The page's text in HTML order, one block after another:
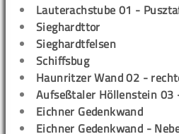
Lauterachstube 01 -
Sieghardttor
Sieghardtfelsen
Schiffsbug
Haunritzer Wand 02 -
Aufseßtaler Höllenstein
Eichner Gedenkwand
Eichner Gedenkwand -